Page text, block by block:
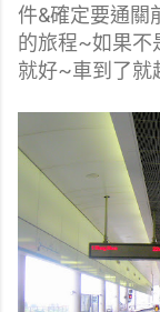
件&確定要通關
的旅程~如果不
就好~車到了